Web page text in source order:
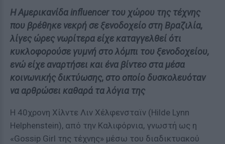
Η Αμερικανίδα influencer του χώρου της τέχνης
που βρέθηκε νεκρή σε ξενοδοχείο στη Βραζιλία,
λίγες ώρες νωρίτερα είχε καταγγελθεί ότι
κυκλοφορούσε γυμνή στο λόμπι του ξενοδοχείου,
ενώ είχε αναρτήσει και ένα βίντεο στα μέσα
κοινωνικής δικτύωσης, στο οποίο δυσκολευόταν
να αρθρώσει καθαρά τα λόγια της
Η 40χρονη Χίλντε Λιν Χέλφενσταϊν (Hilde Lynn
Helphenstein), από την Καλιφόρνια, γνωστή ως η
«Gossip Girl της τέχνης» μέσω του διαδικτυακού